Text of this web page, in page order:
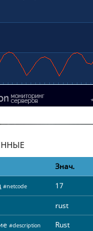
Знач.
#netcode
17
rust
#description
Rust